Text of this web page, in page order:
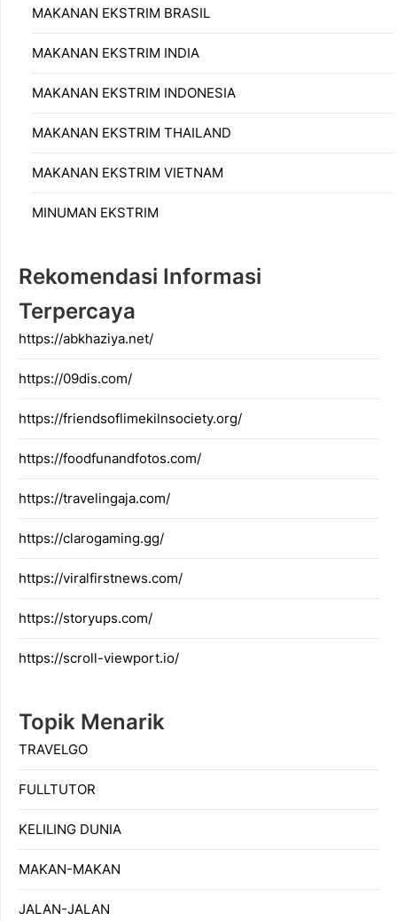
MAKANAN EKSTRIM BRASIL
MAKANAN EKSTRIM INDIA
MAKANAN EKSTRIM INDONESIA
MAKANAN EKSTRIM THAILAND
MAKANAN EKSTRIM VIETNAM
MINUMAN EKSTRIM
Rekomendasi Informasi
Terpercaya
https://abkhaziya.net/
https://09dis.com/
https://friendsoflimekilnsociety.org/
https://foodfunandfotos.com/
https://travelingaja.com/
https://clarogaming.gg/
https://viralfirstnews.com/
https://storyups.com/
https://scroll-viewport.io/
Topik Menarik
TRAVELGO
FULLTUTOR
KELILING DUNIA
MAKAN-MAKAN
JALAN-JALAN